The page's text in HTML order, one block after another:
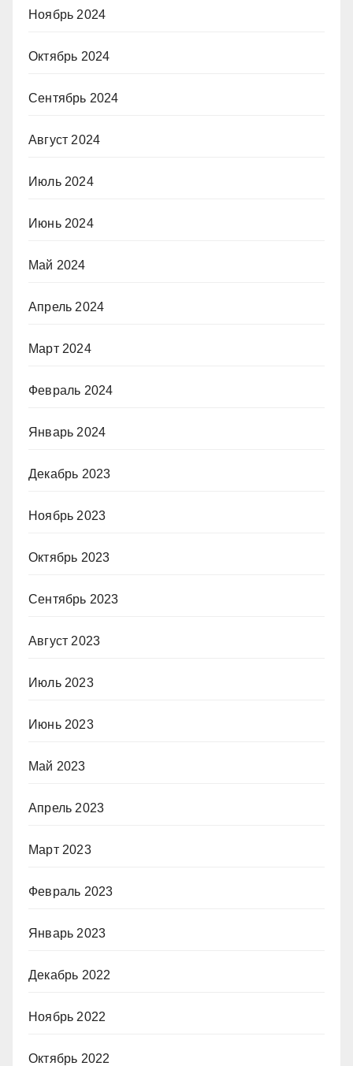
Ноябрь 2024
Октябрь 2024
Сентябрь 2024
Август 2024
Июль 2024
Июнь 2024
Май 2024
Апрель 2024
Март 2024
Февраль 2024
Январь 2024
Декабрь 2023
Ноябрь 2023
Октябрь 2023
Сентябрь 2023
Август 2023
Июль 2023
Июнь 2023
Май 2023
Апрель 2023
Март 2023
Февраль 2023
Январь 2023
Декабрь 2022
Ноябрь 2022
Октябрь 2022